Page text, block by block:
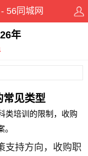
56同城网
年
常见类型
类培训的限制，收购
支持方向，收购职